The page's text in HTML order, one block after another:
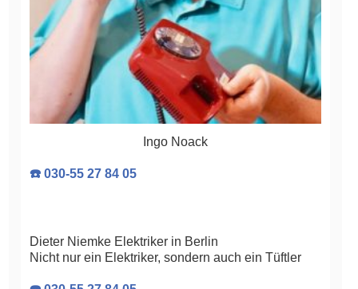
Ingo Noack
☎️ 030-55 27 84 05
Dieter Niemke Elektriker in Berlin
Nicht nur ein Elektriker, sondern auch ein Tüftler